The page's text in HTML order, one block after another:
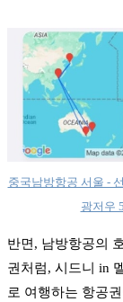
중국남방항공 서울 -
광저우
반면, 남방항공의
권처럼, 시드니 in
로 여행하는 항공